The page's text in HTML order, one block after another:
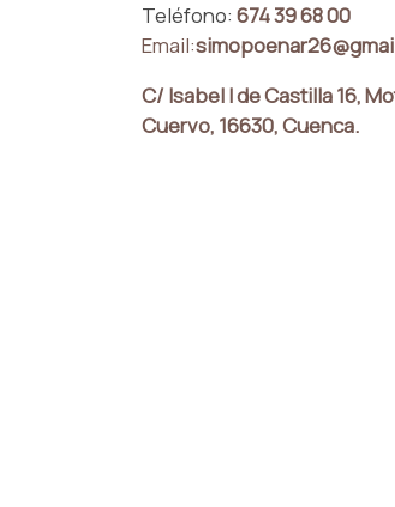
Teléfono: 674 39 68 00
Email:
C/ Isabel I de Castilla 16,
Cuervo, 16630, Cuenca.